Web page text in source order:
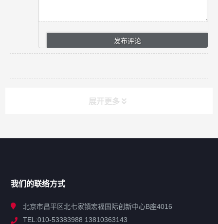
展开更多
解决方案
我们的联络方式
北京市昌平区北七家镇宏福国际创新中心B座4016
TEL:010-53383988 13810363143